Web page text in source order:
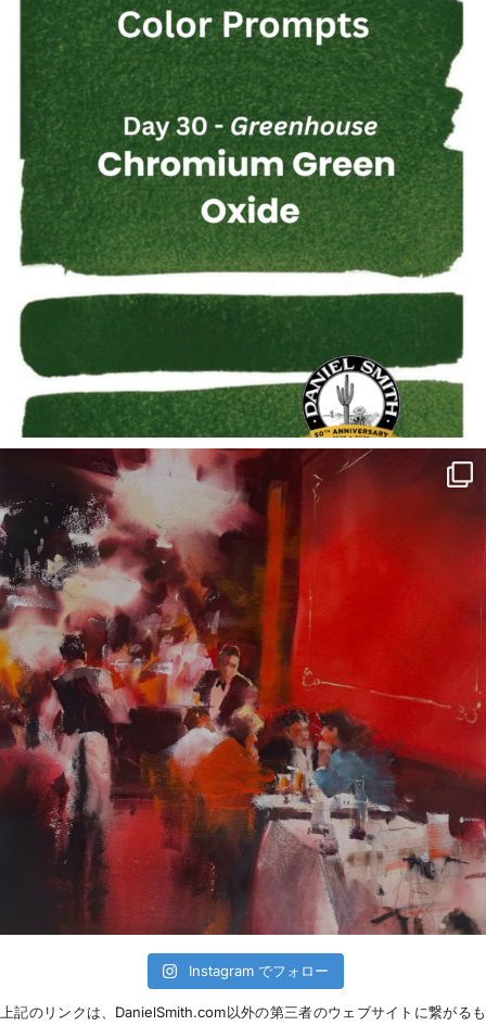
Instagram でフォロー
上記のリンクは、DanielSmith.com以外の第三者のウェブサイトに繋がるも